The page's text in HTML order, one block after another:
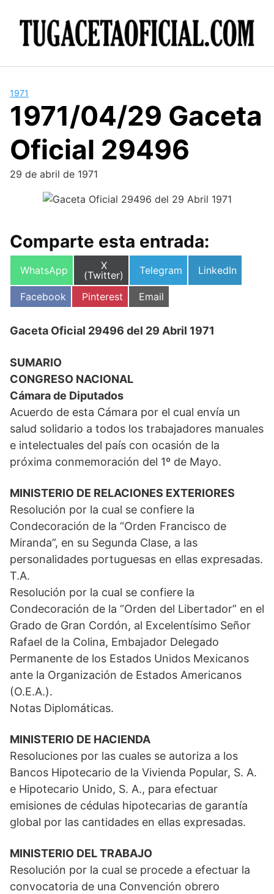
1971
1971/04/29 Gaceta
Oficial 29496
29 de abril de 1971
Comparte esta entrada:
Compartir
WhatsApp
Compartir
en
X
(Twitter)
Compartir
Telegram
Compartir
LinkedIn
Compartir
en
Facebook
Compartir
en
Pinterest
Compartir
en
Email
Gaceta Oficial 29496 del 29 Abril 1971
SUMARIO
CONGRESO NACIONAL
Cámara de Diputados
Acuerdo de esta Cámara por el cual envía un
salud solidario a todos los trabajadores manuales
e intelectuales del país con ocasión de la
próxima conmemoración del 1º de Mayo.
MINISTERIO DE RELACIONES EXTERIORES
Resolución por la cual se confiere la
Condecoración de la “Orden Francisco de
Miranda”, en su Segunda Clase, a las
personalidades portuguesas en ellas expresadas.
T.A.
Resolución por la cual se confiere la
Condecoración de la “Orden del Libertador” en el
Grado de Gran Cordón, al Excelentísimo Señor
Rafael de la Colina, Embajador Delegado
Permanente de los Estados Unidos Mexicanos
ante la Organización de Estados Americanos
(O.E.A.).
Notas Diplomáticas.
MINISTERIO DE HACIENDA
Resoluciones por las cuales se autoriza a los
Bancos Hipotecario de la Vivienda Popular, S. A.
e Hipotecario Unido, S. A., para efectuar
emisiones de cédulas hipotecarias de garantía
global por las cantidades en ellas expresadas.
MINISTERIO DEL TRABAJO
Resolución por la cual se procede a efectuar la
convocatoria de una Convención obrero